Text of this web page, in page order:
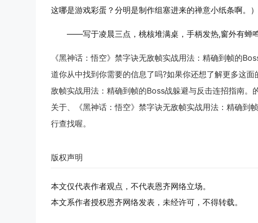
这哪是游戏彩蛋？分明是制作组塞进来的禅意小纸条啊。）
——写于凌晨三点，桃核堆满桌，手柄发热,窗外有蝉鸣
《黑神话：悟空》禁字诀无敌帧实战用法：精确到帧的
道你从中找到你需要的信息了吗?如果你还想了解更多这
敌帧实战用法：精确到帧的Boss战躲避与反击连招指南
关于、《黑神话：悟空》禁字诀无敌帧实战用法：精确到
行查找喔。
版权声明
本文仅代表作者观点，不代表恩齐网络立场。
本文系作者授权恩齐网络发表，未经许可，不得转载。